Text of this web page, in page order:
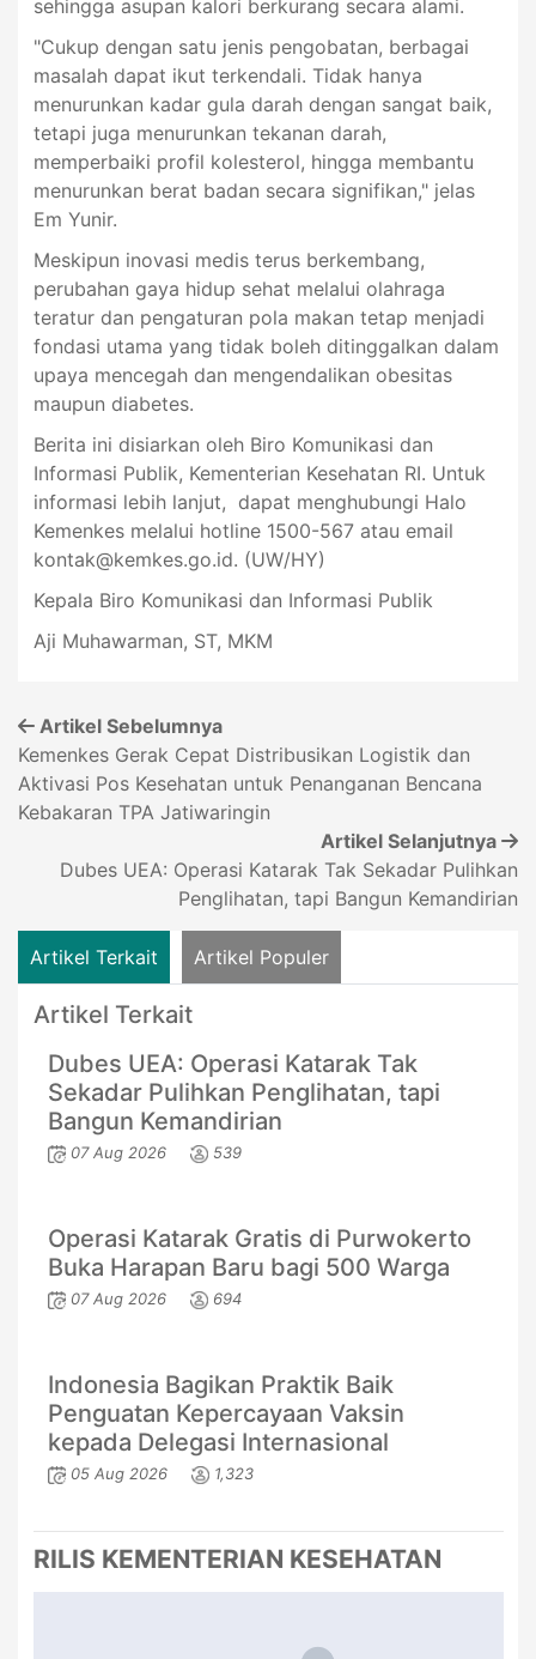
sehingga asupan kalori berkurang secara alami.
"Cukup dengan satu jenis pengobatan, berbagai
masalah dapat ikut terkendali. Tidak hanya
menurunkan kadar gula darah dengan sangat baik,
tetapi juga menurunkan tekanan darah,
memperbaiki profil kolesterol, hingga membantu
menurunkan berat badan secara signifikan," jelas
Em Yunir.
Meskipun inovasi medis terus berkembang,
perubahan gaya hidup sehat melalui olahraga
teratur dan pengaturan pola makan tetap menjadi
fondasi utama yang tidak boleh ditinggalkan dalam
upaya mencegah dan mengendalikan obesitas
maupun diabetes.
Berita ini disiarkan oleh Biro Komunikasi dan
Informasi Publik, Kementerian Kesehatan RI. Untuk
informasi lebih lanjut, dapat menghubungi Halo
Kemenkes melalui hotline 1500-567 atau email
kontak@kemkes.go.id. (UW/HY)
Kepala Biro Komunikasi dan Informasi Publik
Aji Muhawarman, ST, MKM
Artikel Sebelumnya
Kemenkes Gerak Cepat Distribusikan Logistik dan
Aktivasi Pos Kesehatan untuk Penanganan Bencana
Kebakaran TPA Jatiwaringin
Artikel Selanjutnya
Dubes UEA: Operasi Katarak Tak Sekadar Pulihkan
Penglihatan, tapi Bangun Kemandirian
Artikel Terkait Artikel Populer
Artikel Terkait
Dubes UEA: Operasi Katarak Tak
Sekadar Pulihkan Penglihatan, tapi
Bangun Kemandirian
07 Aug 2026 539
Operasi Katarak Gratis di Purwokerto
Buka Harapan Baru bagi 500 Warga
07 Aug 2026 694
Indonesia Bagikan Praktik Baik
Penguatan Kepercayaan Vaksin
kepada Delegasi Internasional
05 Aug 2026 1,323
RILIS KEMENTERIAN KESEHATAN